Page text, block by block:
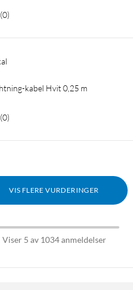
(0)
kabel Hvit 0,25 m
(0)
VIS FLERE VURDERINGER
Viser 5 av 1034 anmeldelser